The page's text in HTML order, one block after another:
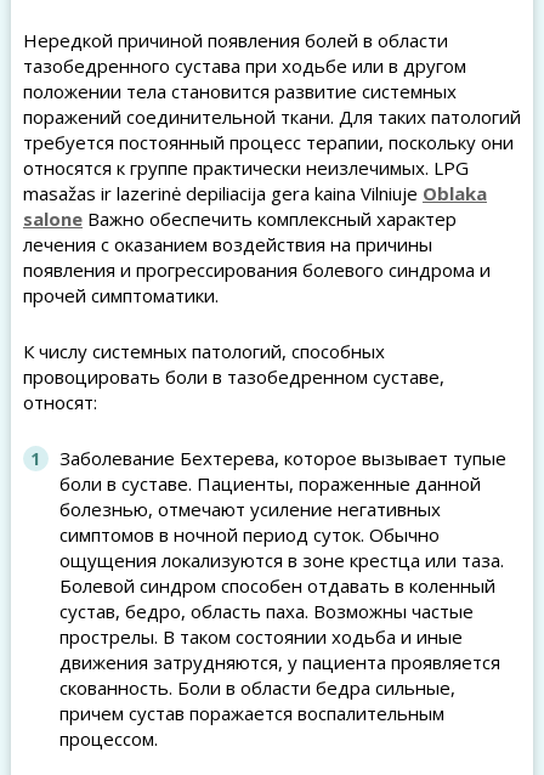
Нередкой причиной появления болей в области
тазобедренного сустава при ходьбе или в другом
положении тела становится развитие системных
поражений соединительной ткани. Для таких патологий
требуется постоянный процесс терапии, поскольку они
относятся к группе практически неизлечимых. LPG
masažas ir lazerinė depiliacija gera kaina Vilniuje Oblaka
saloneВажно обеспечить комплексный характер
лечения с оказанием воздействия на причины
появления и прогрессирования болевого синдрома и
прочей симптоматики.
К числу системных патологий, способных
провоцировать боли в тазобедренном суставе,
относят:
Заболевание Бехтерева, которое вызывает тупые
боли в суставе. Пациенты, пораженные данной
болезнью, отмечают усиление негативных
симптомов в ночной период суток. Обычно
ощущения локализуются в зоне крестца или таза.
Болевой синдром способен отдавать в коленный
сустав, бедро, область паха. Возможны частые
прострелы. В таком состоянии ходьба и иные
движения затрудняются, у пациента проявляется
скованность. Боли в области бедра сильные,
причем сустав поражается воспалительным
процессом.